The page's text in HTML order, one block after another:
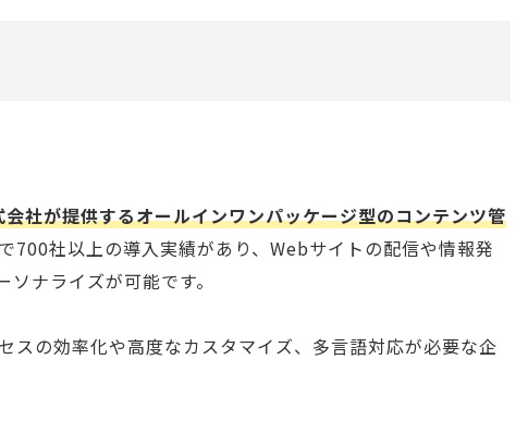
社が提供するオールインワンパッケージ型のコンテンツ管
700社以上の導入実績があり、Webサイトの配信や情報発
ナライズが可能です。
スの効率化や高度なカスタマイズ、多言語対応が必要な企